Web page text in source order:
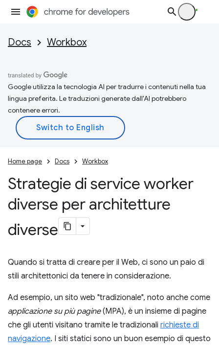
Docs Workbox
Google utilizza la tecnologia AI per tradurre i contenuti nella tua
lingua preferita. Le traduzioni generate dall'AI potrebbero
contenere errori.
Home page Docs Workbox
Strategie di service worker
diverse per architetture
diverse
Quando si tratta di creare per il Web, ci sono un paio di
stili architettonici da tenere in considerazione.
Ad esempio, un sito web "tradizionale", noto anche come
applicazione su più pagine(MPA), è un insieme di pagine
che gli utenti visitano tramite le tradizionali richieste di
navigazione. I siti statici sono un buon esempio di questo